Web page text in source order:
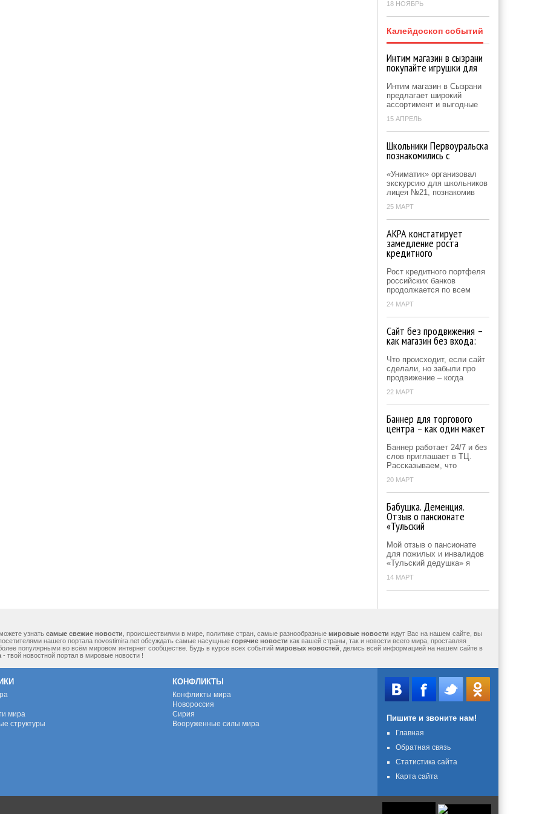
18 НОЯБРЬ
Калейдоскоп событий
Интим магазин в сызрани
покупайте игрушки для
Интим магазин в Сызрани
предлагает широкий
ассортимент и выгодные
15 АПРЕЛЬ
Школьники Первоуральска
познакомились с
«Униматик» организовал
экскурсию для школьников
лицея №21, познакомив
25 МАРТ
АКРА констатирует
замедление роста
кредитного
Рост кредитного портфеля
российских банков
продолжается по всем
24 МАРТ
Сайт без продвижения –
как магазин без входа:
Что происходит, если сайт
сделали, но забыли про
продвижение – когда
22 МАРТ
Баннер для торгового
центра – как один макет
Баннер работает 24/7 и без
слов приглашает в ТЦ.
Рассказываем, что
20 МАРТ
Бабушка. Деменция.
Отзыв о пансионате
«Тульский
Мой отзыв о пансионате
для пожилых и инвалидов
«Тульский дедушка» я
14 МАРТ
узнать самые свежие новости , происшествиями в мире, политике стран, самые разнообразные мировые новости ждут Вас на нашем сайте, вы
нашего портала novostimira.net обсуждать самые насущные горячие новости как вашей страны, так и новости всего мира, проставляя
популярными во всём мировом интернет сообществе. Будь в курсе всех событий мировых новостей , делись всей информацией на нашем сайте в
- твой новостной портал в мировые новости !
мира
структуры
КОНФЛИКТЫ
Конфликты мира
Новороссия
Сирия
Вооруженные силы мира
Пишите и звоните нам!
Главная
Обратная связь
Статистика сайта
Карта сайта